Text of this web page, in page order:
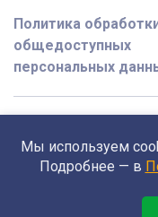
Политика
общедоступных
персональных
Поддержка
Мы используем
Подробнее — в